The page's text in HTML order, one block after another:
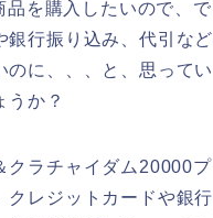
を購入したいので、
銀行振り込み、代引な
のに、、、と、思って
うか？
クラチャイダム20000
クレジットカードや銀行